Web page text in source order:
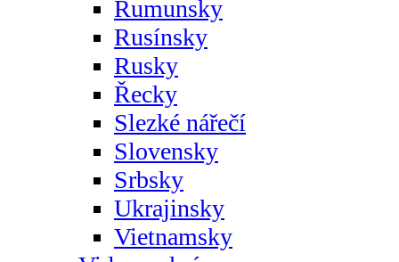
Rumunsky
Rusínsky
Rusky
Řecky
Slezké nářečí
Slovensky
Srbsky
Ukrajinsky
Vietnamsky